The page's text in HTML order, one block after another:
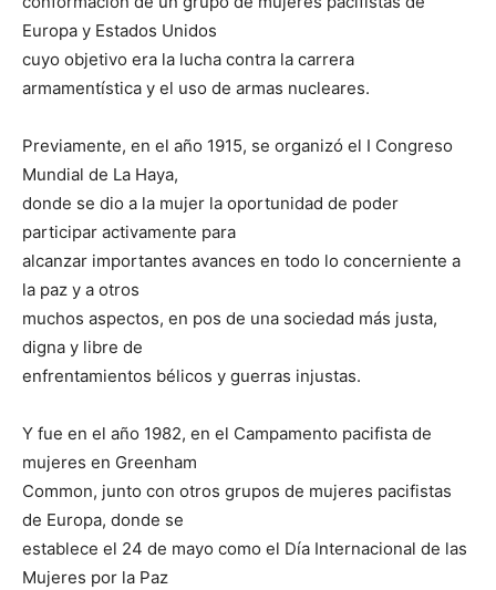
Europa y Estados Unidos
cuyo objetivo era la lucha contra la carrera
armamentística y el uso de armas nucleares.
Previamente, en el año 1915, se organizó el I Congreso
Mundial de La Haya,
donde se dio a la mujer la oportunidad de poder
participar activamente para
alcanzar importantes avances en todo lo concerniente a
la paz y a otros
muchos aspectos, en pos de una sociedad más justa,
digna y libre de
enfrentamientos bélicos y guerras injustas.
Y fue en el año 1982, en el Campamento pacifista de
mujeres en Greenham
Common, junto con otros grupos de mujeres pacifistas
de Europa, donde se
establece el 24 de mayo como el Día Internacional de las
Mujeres por la Paz